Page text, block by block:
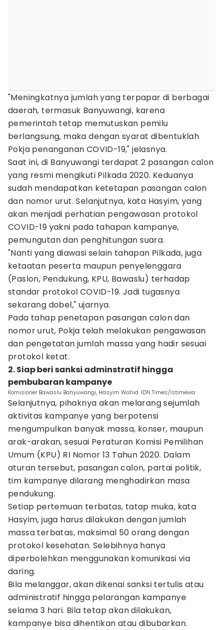
"Meningkatnya jumlah yang terpapar di berbagai
daerah, termasuk Banyuwangi, karena
pemerintah tetap memutuskan pemilu
berlangsung, maka dengan syarat dibentuklah
Pokja penanganan COVID-19," jelasnya.
Saat ini, di Banyuwangi terdapat 2 pasangan calon
yang resmi mengikuti Pilkada 2020. Keduanya
sudah mendapatkan ketetapan pasangan calon
dan nomor urut. Selanjutnya, kata Hasyim, yang
akan menjadi perhatian pengawasan protokol
COVID-19 yakni pada tahapan kampanye,
pemungutan dan penghitungan suara.
"Nanti yang diawasi selain tahapan Pilkada, juga
ketaatan peserta maupun penyelenggara
(Paslon, Pendukung, KPU, Bawaslu) terhadap
standar protokol COVID-19. Jadi tugasnya
sekarang dobel," ujarnya.
Pada tahap penetapan pasangan calon dan
nomor urut, Pokja telah melakukan pengawasan
dan pengetatan jumlah massa yang hadir sesuai
protokol ketat.
2. Siap beri sanksi adminstratif hingga
pembubaran kampanye
Komisioner Bawaslu Banyuwangi, Hasyim Wahid. IDN Times/Istimewa
Selanjutnya, pihaknya akan melarang sejumlah
aktivitas kampanye yang berpotensi
mengumpulkan banyak massa, konser, maupun
arak-arakan, sesuai Peraturan Komisi Pemilihan
Umum (KPU) RI Nomor 13 Tahun 2020. Dalam
aturan tersebut, pasangan calon, partai politik,
tim kampanye dilarang menghadirkan masa
pendukung.
Setiap pertemuan terbatas, tatap muka, kata
Hasyim, juga harus dilakukan dengan jumlah
massa terbatas, maksimal 50 orang dengan
protokol kesehatan. Selebihnya hanya
diperbolehkan menggunakan komunikasi via
daring.
Bila melanggar, akan dikenai sanksi tertulis atau
administratif hingga pelarangan kampanye
selama 3 hari. Bila tetap akan dilakukan,
kampanye bisa dihentikan atau dibubarkan.